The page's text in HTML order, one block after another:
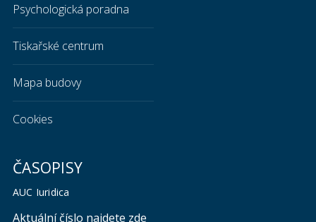
Psychologická poradna
Tiskařské centrum
Mapa budovy
Cookies
ČASOPISY
AUC Iuridica
Aktuální číslo najdete zde